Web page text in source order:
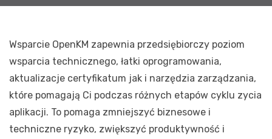
Wsparcie OpenKM zapewnia przedsiębiorczy poziom
wsparcia technicznego, łatki oprogramowania,
aktualizacje certyfikatum jak i narzędzia zarządzania,
które pomagają Ci podczas różnych etapów cyklu zycia
aplikacji. To pomaga zmniejszyć biznesowe i
techniczne ryzyko, zwiększyć produktywność i